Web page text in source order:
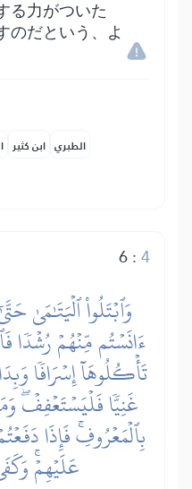
る力がついた
のだという、よ
ابن كثير الطبري
6:4
وَٱبۡتَلُواْ ٱلۡيَتَٰمَىٰ
ءَانَسۡتُم مِّنۡهُمۡ رُشۡدٗا
تَأۡكُلُوهَآ إِسۡرَافٗا
غَنِيّٗا فَلۡيَسۡتَعۡفِفۡۖ
بِٱلۡمَعۡرُوفِۚ فَإِذَا
عَلَيۡهِمۡۚ